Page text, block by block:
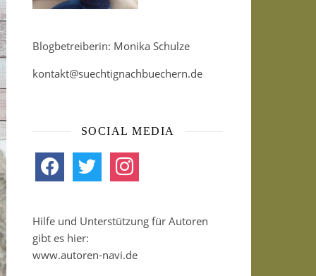
Blogbetreiberin: Monika Schulze
kontakt@suechtignachbuechern.de
SOCIAL MEDIA
facebook twitter instagram
Hilfe und Unterstützung für Autoren
gibt es hier:
www.autoren-navi.de